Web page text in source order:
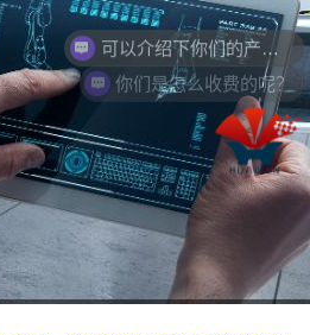
你们是怎么收费的呢？